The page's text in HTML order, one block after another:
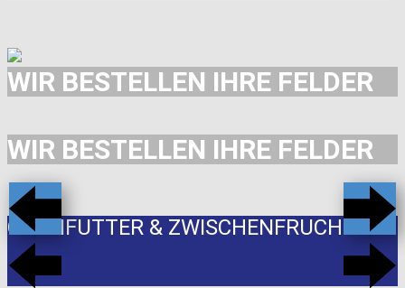
WIR BESTELLEN IHRE FELDER
WIR BESTELLEN IHRE FELDER
GRÜNFUTTER & ZWISCHENFRUCHT